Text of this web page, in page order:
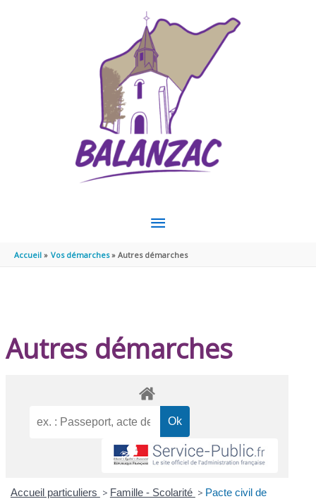
MENU
PRINCIPAL
Accueil Vos démarches Autres démarches
Autres démarches
Accueil particuliers > Famille - Scolarité > Pacte civil de